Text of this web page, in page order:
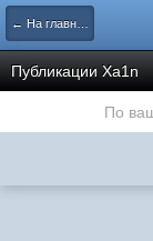
← На главную
Публикации Xa1n
По